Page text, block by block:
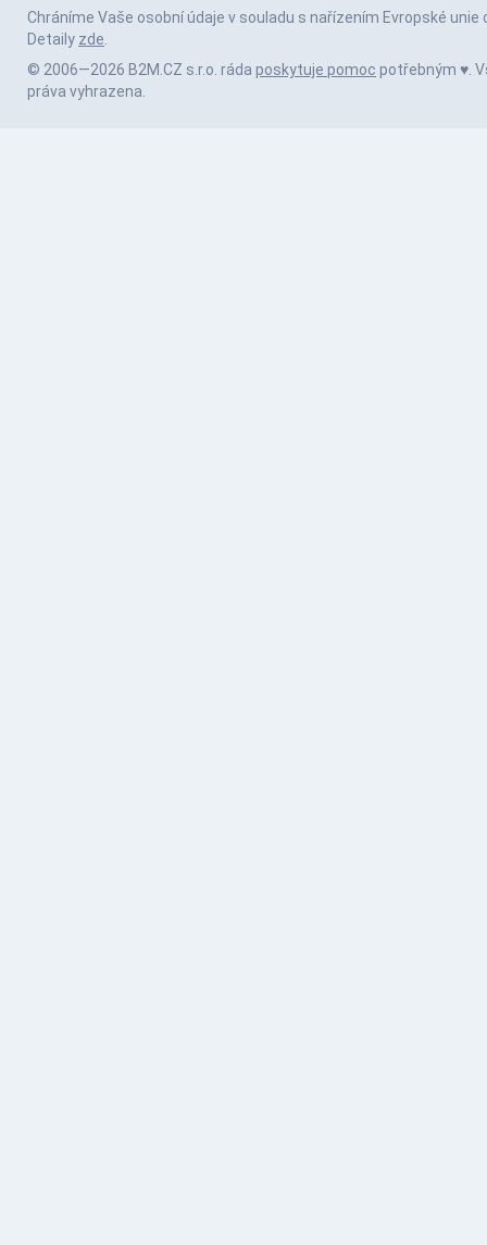
Chráníme Vaše osobní údaje v souladu s nařízením Evropské unie
Detaily zde.
© 2006—2026 B2M.CZ s.r.o. ráda poskytuje pomoc potřebným ♥️.
práva vyhrazena.